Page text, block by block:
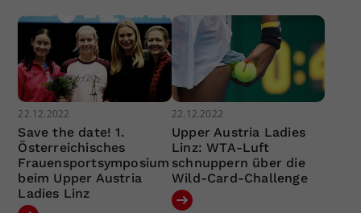
22.12.2022
Save the date! 1.
Österreichisches
Frauensportsymposium
beim Upper Austria
Ladies Linz
22.12.2022
Upper Austria Ladies
Linz: WTA-Luft
schnuppern über die
Wild-Card-Challenge